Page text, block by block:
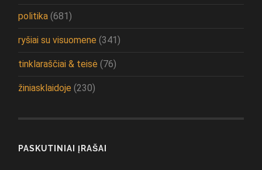
politika (681)
ryšiai su visuomene (341)
tinklaraščiai & teisė (76)
žiniasklaidoje (230)
PASKUTINIAI ĮRAŠAI